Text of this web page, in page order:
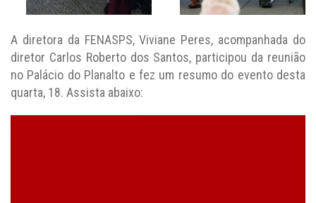
A diretora da FENASPS, Viviane Peres, acompanhada do
diretor Carlos Roberto dos Santos, participou da reunião
no Palácio do Planalto e fez um resumo do evento desta
quarta, 18. Assista abaixo: